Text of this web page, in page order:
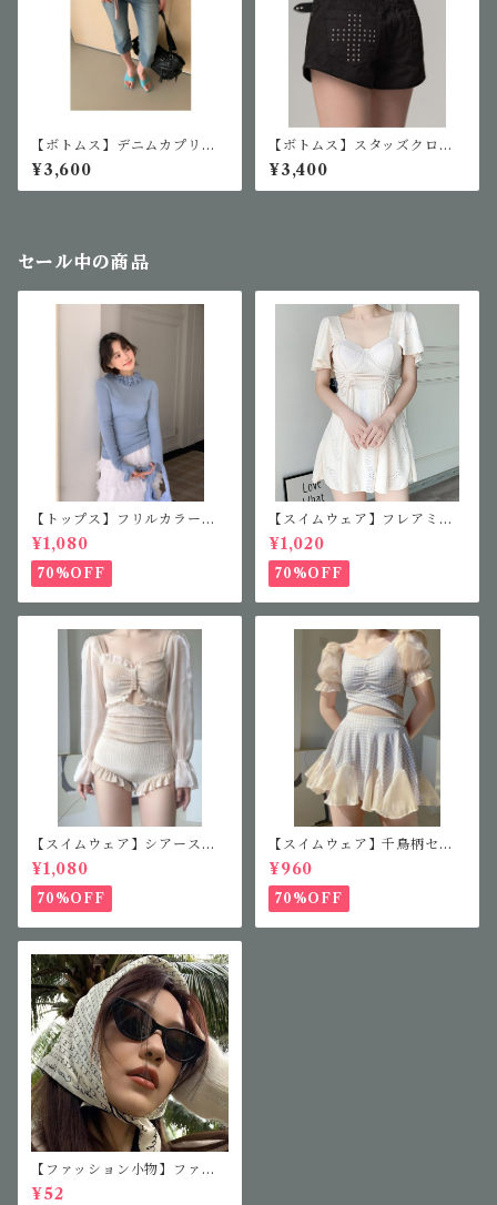
【ボトムス】デニムカプリパ
ンツ
¥3,600
【ボトムス】スタッズクロス
ショートパンツ
¥3,400
セール中の商品
【トップス】フリルカラーニ
ット
¥1,080
70%OFF
【スイムウェア】フレアミニ
ワンピース
¥1,020
70%OFF
【スイムウェア】シアースリ
ーブフリルワンピース
¥1,080
70%OFF
【スイムウェア】千鳥柄セパ
レート水着
¥960
70%OFF
【ファッション小物】ファッ
ションサングラス
¥52